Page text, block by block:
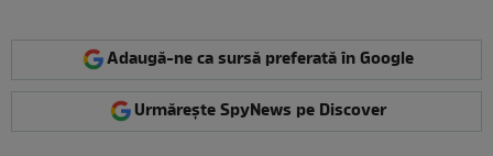
Adaugă-ne ca sursă preferată în Google
Urmărește SpyNews pe Discover